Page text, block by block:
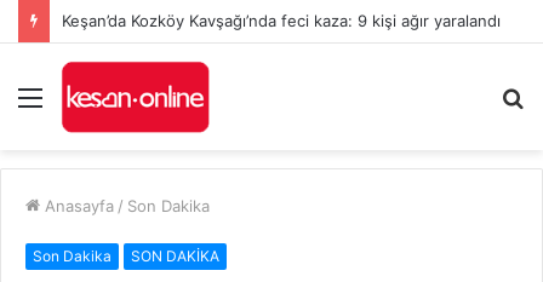
Keşan’da Kozköy Kavşağı’nda feci kaza: 9 kişi ağır yaralandı
Menü
...
Anasayfa / Son Dakika
Son Dakika SON DAKİKA